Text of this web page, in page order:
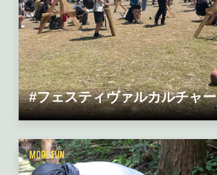
#フェスティヴァルカルチャー
MORE FUN